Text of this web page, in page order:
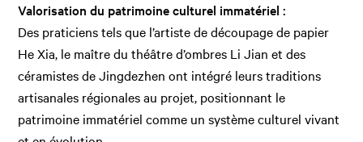
Valorisation du patrimoine culturel immatériel :
Des praticiens tels que l’artiste de découpage de papier
He Xia, le maître du théâtre d’ombres Li Jian et des
céramistes de Jingdezhen ont intégré leurs traditions
artisanales régionales au projet, positionnant le
patrimoine immatériel comme un système culturel vivant